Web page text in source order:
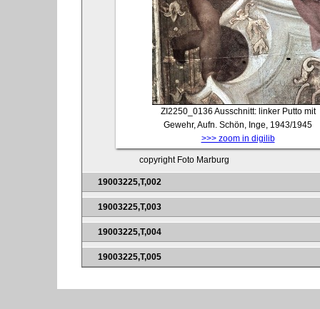
ZI2250_0136 Ausschnitt: linker Putto mit
Gewehr, Aufn. Schön, Inge, 1943/1945
>>> zoom in digilib
copyright Foto Marburg
19003225,T,002
19003225,T,003
19003225,T,004
19003225,T,005